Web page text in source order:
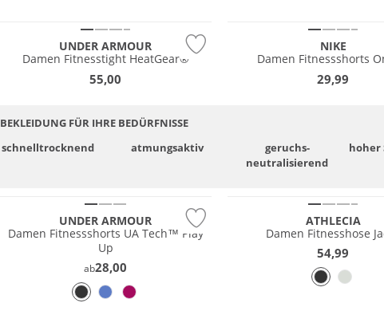
UNDER ARMOUR
Damen Fitnesstight HeatGear®
55,00
NIKE
Damen Fitnessshorts
29,99
BEKLEIDUNG FÜR IHRE BEDÜRFNISSE
schnell­trocknend
atmungsaktiv
geruchs­
neutralisierend
UNDER ARMOUR
Damen Fitnessshorts UA Tech™ Play
Up
ab28,00
ATHLECIA
Damen Fitnesshose
54,99